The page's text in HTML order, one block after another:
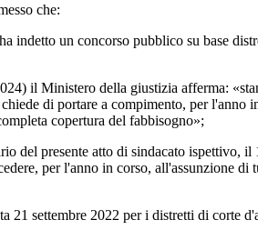
che:
un concorso pubblico su base
Ministero della giustizia afferma:
di portare a compimento, per l'anno
copertura del fabbisogno»;
presente atto di sindacato ispettivo, il
per l'anno in corso, all'assunzione
settembre 2022 per i distretti di corte